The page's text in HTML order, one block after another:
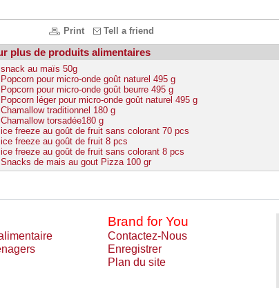
Print Tell a friend
plus de produits alimentaires
au maïs 50g
pour micro-onde goût naturel 495 g
pour micro-onde goût beurre 495 g
léger pour micro-onde goût naturel 495 g
traditionnel 180 g
torsadée180 g
freeze au goût de fruit sans colorant 70 pcs
freeze au goût de fruit 8 pcs
freeze au goût de fruit sans colorant 8 pcs
de mais au gout Pizza 100 gr
Brand for You
Contactez-Nous
Enregistrer
Plan du site